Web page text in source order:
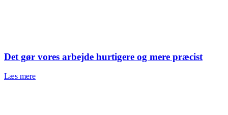
Det gør vores arbejde hurtigere og mere præcist
Læs mere